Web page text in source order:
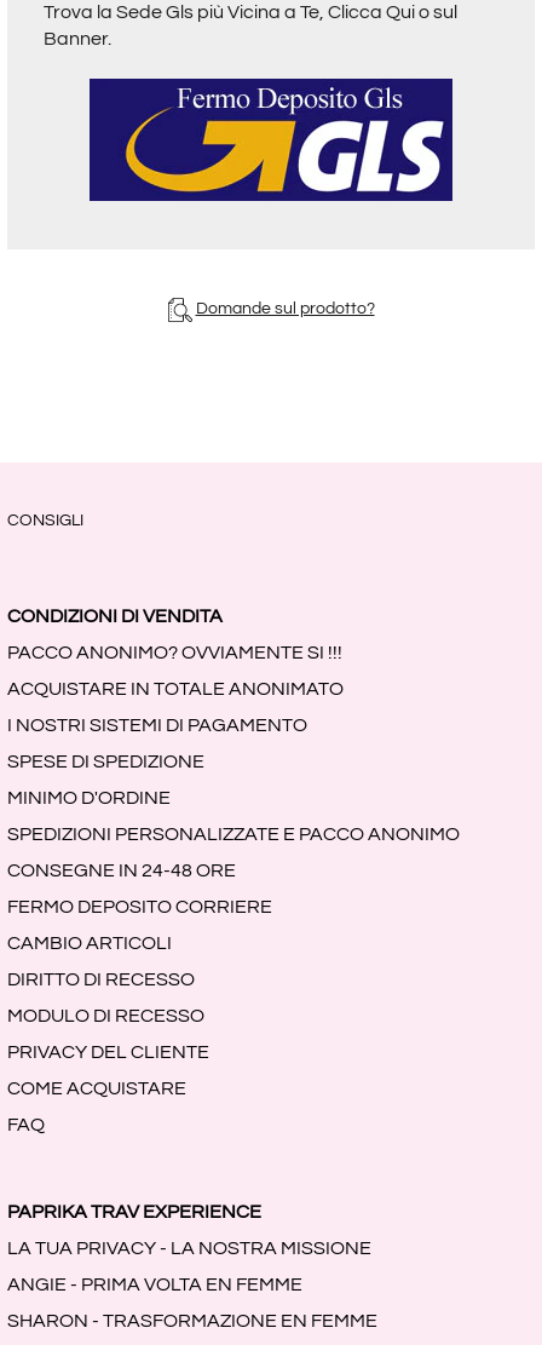
Trova la Sede Gls più Vicina a Te, Clicca Qui o sul
Banner.
Domande sul prodotto?
CONSIGLI
CONDIZIONI DI VENDITA
PACCO ANONIMO? OVVIAMENTE SI !!!
ACQUISTARE IN TOTALE ANONIMATO
I NOSTRI SISTEMI DI PAGAMENTO
SPESE DI SPEDIZIONE
MINIMO D'ORDINE
SPEDIZIONI PERSONALIZZATE E PACCO ANONIMO
CONSEGNE IN 24-48 ORE
FERMO DEPOSITO CORRIERE
CAMBIO ARTICOLI
DIRITTO DI RECESSO
MODULO DI RECESSO
PRIVACY DEL CLIENTE
COME ACQUISTARE
FAQ
PAPRIKA TRAV EXPERIENCE
LA TUA PRIVACY - LA NOSTRA MISSIONE
ANGIE - PRIMA VOLTA EN FEMME
SHARON - TRASFORMAZIONE EN FEMME